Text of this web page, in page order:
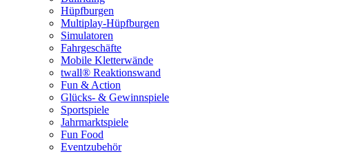
Hüpfburgen
Multiplay-Hüpfburgen
Simulatoren
Fahrgeschäfte
Mobile Kletterwände
twall® Reaktionswand
Fun & Action
Glücks- & Gewinnspiele
Sportspiele
Jahrmarktspiele
Fun Food
Eventzubehör